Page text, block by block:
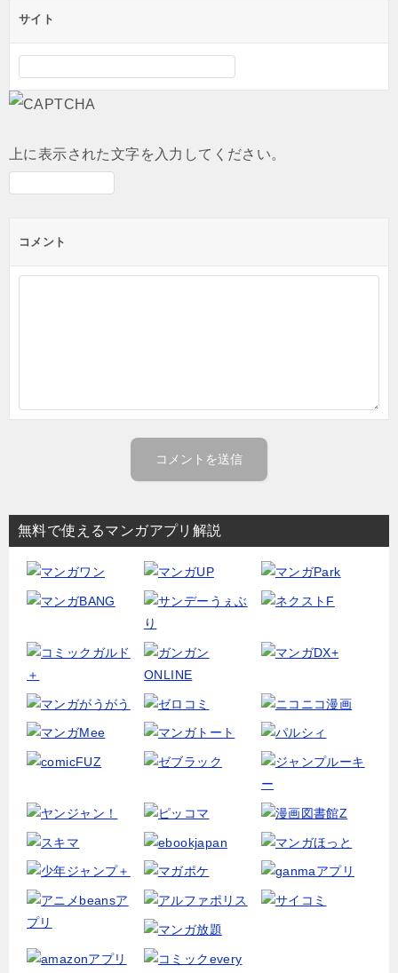
サイト
上に表示された文字を入力してください。
コメント
無料で使えるマンガアプリ解説